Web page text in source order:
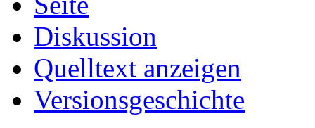
Diskussion
Quelltext anzeigen
Versionsgeschichte